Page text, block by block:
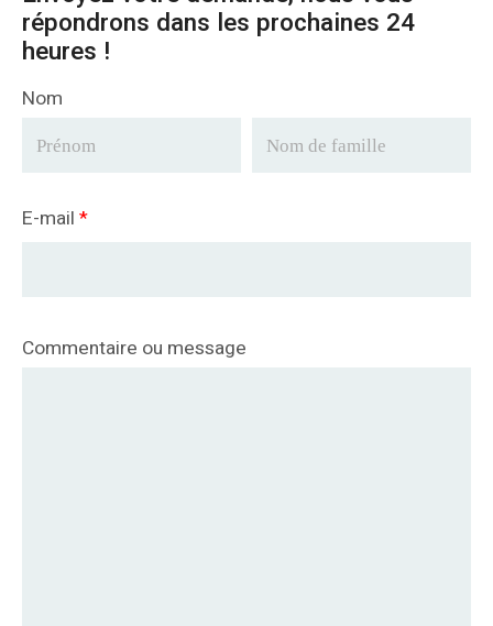
répondrons dans les prochaines 24
heures !
Nom
E-mail *
Commentaire ou message